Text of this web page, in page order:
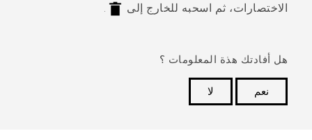
الاختصارات، ثم اسحبه للخارج إلى
.
هل أفادتك هذة المعلومات ؟
نعم
لا